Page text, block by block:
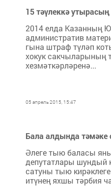
15 тәүлеккә
2014 елда Казанның
административ
гына штраф түләп
хокук сакчыларының
хезмәткәрләренә...
05 апрель 2015, 15:47
Бала алдында
Әлеге тыю баласы
депутатлары шундый
сатуны тыю
итүнең яхшы тәрбия